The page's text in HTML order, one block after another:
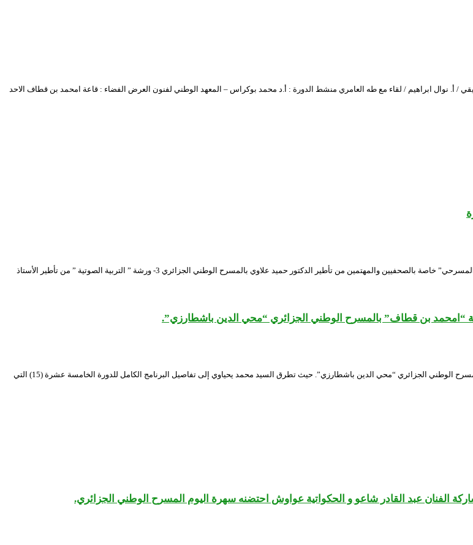
: أ.د. أحمد شنيقي / أ. نوال ابراهيم / لقاء مع طه العامري منشط الدورة : أ.د محمد بوكراس – المعهد الوطني لفنون العرض الفضاء : قاعة امحمد بن قطاف الاحد
1- ورشة المسرح الإذاعي من تأطير المسرحي مـحمد شلوش في المركز الجزائري للسينما 2- ورشة ” النقد المسرحي” خاصة بالصحفيين والمهتمين من تأطير الدكتور حميد علاوي بالمسرح الوطني الجزائري 3- ورشة ” التربية الصوتية ” من تأطير الأستاذ
“امحمد بن قطاف” بالمسرح الوطني الجزائري “محي الدين باشطارزي”.
الندوة الصحفية التي أشرف عليها محافظ المهرجان الوطني للمسرح المحترف بقاعة “امحمد بن قطاف” بالمسرح الوطني الجزائري “محي الدين باشطارزي”. حيث تطرق السيد محمد يحياوي إلى تفاصيل البرنامج الكامل للدورة الخامسة عشرة (15) التي
عبد القادر شاعو و الحكواتية عواوش احتضنه سهرة اليوم المسرح الوطني الجزائري.